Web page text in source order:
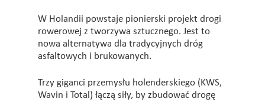
W Holandii powstaje pionierski projekt drogi
rowerowej z tworzywa sztucznego. Jest to
nowa alternatywa dla tradycyjnych dróg
asfaltowych i brukowanych.
Trzy giganci przemysłu holenderskiego (KWS,
Wavin i Total) łączą siły, by zbudować drogę